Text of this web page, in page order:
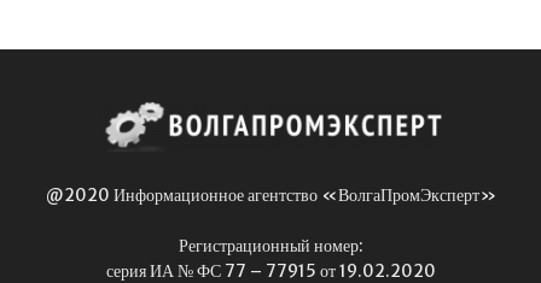
@2020 Информационное агентство «ВолгаПромЭксперт»
Регистрационный номер:
серия ИА № ФС 77 – 77915 от 19.02.2020